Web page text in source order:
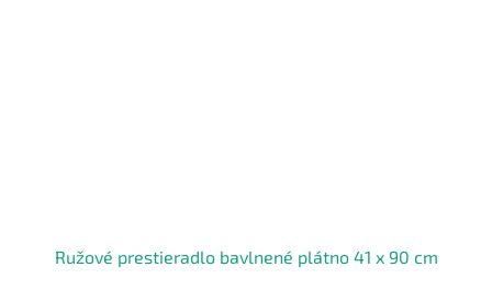
Ružové prestieradlo bavlnené plátno 41 x 90 cm